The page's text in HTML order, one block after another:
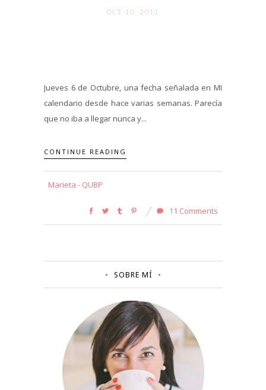
OCT 10. 2011
Jueves 6 de Octubre, una fecha señalada en MI
calendario desde hace varias semanas. Parecía
que no iba a llegar nunca y...
CONTINUE READING
Marieta - QUBP
11 Comments
SOBRE MÍ